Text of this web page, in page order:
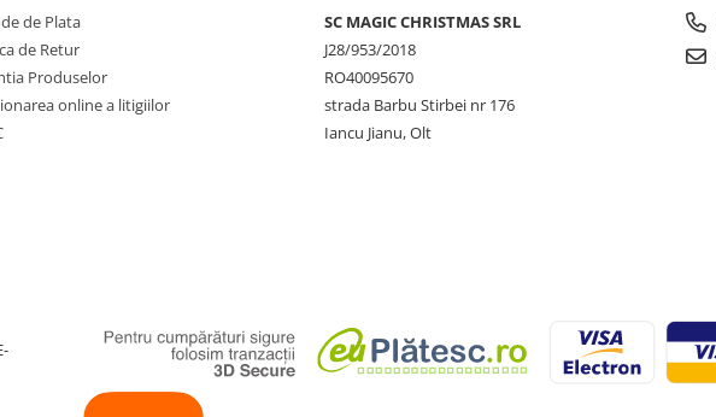
de Plata
de Retur
Produselor
online a litigiilor
SC MAGIC CHRISTMAS SRL
J28/953/2018
RO40095670
strada Barbu Stirbei nr 176
Iancu Jianu, Olt